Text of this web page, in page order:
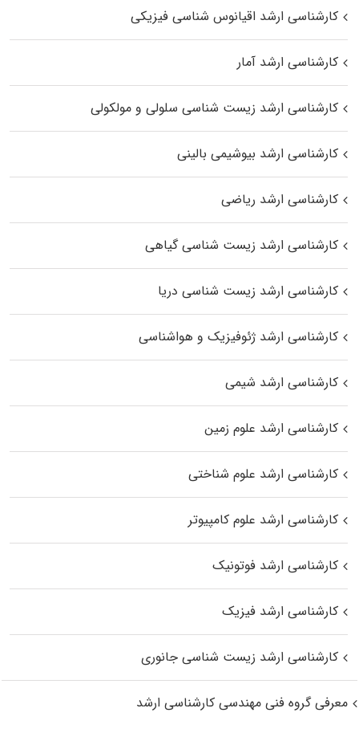
کارشناسی ارشد اقیانوس‌ شناسی فیزیکی
کارشناسی ارشد آمار
کارشناسی ارشد زیست شناسی سلولی و مولکولی
کارشناسی ارشد بیوشیمی بالینی
کارشناسی ارشد ریاضی
کارشناسی ارشد زیست‌ شناسی گیاهی
کارشناسی ارشد زیست‌ شناسی دریا
کارشناسی ارشد ژئوفیزیک و هواشناسی
کارشناسی ارشد شیمی
کارشناسی ارشد علوم زمین
کارشناسی ارشد علوم شناختی
کارشناسی ارشد علوم کامپیوتر
کارشناسی ارشد فوتونیک
کارشناسی ارشد فیزیک
کارشناسی ارشد زیست‌ شناسی جانوری
معرفی گروه فنی مهندسی کارشناسی ارشد